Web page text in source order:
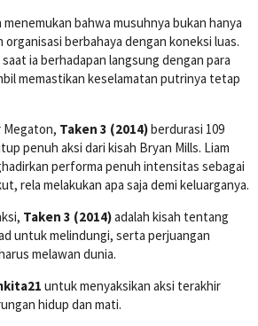
bahwa musuhnya bukan hanya
organisasi berbahaya dengan koneksi luas.
ia berhadapan langsung dengan para
memastikan keselamatan putrinya tetap
Megaton, Taken 3 (2014)berdurasi 109
penuh aksi dari kisah Bryan Mills. Liam
performa penuh intensitas sebagai
rela melakukan apa saja demi keluarganya.
Taken 3 (2014)adalah kisah tentang
untuk melindungi, serta perjuangan
melawan dunia.
untuk menyaksikan aksi terakhir
hidup dan mati.